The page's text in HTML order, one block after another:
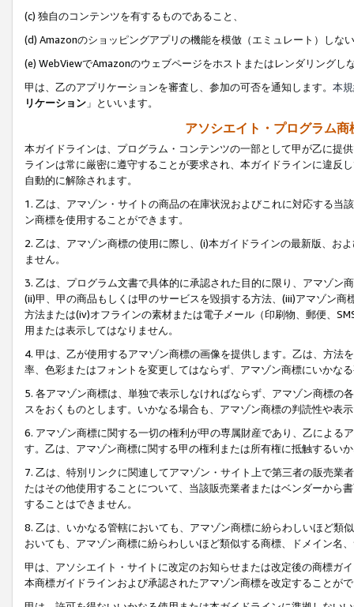
(c) 独自のコンテンツを有するものであること、
(d) Amazonのショッピングアプリの機能を模倣（エミュレート）しな
(e) WebViewでAmazonのウェブページをホストまたはレンダリングし
甲は、乙のアプリケーションを審査し、参加の可否を通知します。 本
リケーション 」といいます。
アソシエイト・プログラム
本ガイドラインは、プログラム・コンテンツの一部として甲が乙に提
ラインは常に厳密に遵守することが要求され、本ガイドラインに違反
自動的に解除されます。
1. 乙は、アマゾン・サイトの商品の在庫状況およびこれに対応する
ン商標を使用することができます。
2. 乙は、アマゾン商標の使用に際し、(i)本ガイドラインの最新版、お
ません。
3. 乙は、プログラム文書で具体的に承認された目的に限り、アマゾン
(ii)甲、甲の商品もしくは甲のサービスを毀損する方法、(iii)アマゾン
方法または(iv)オフラインの素材または電子メール（印刷物、郵便、
用または表示してはなりません。
4. 甲は、乙が使用するアマゾン商標の画像を提供します。乙は、方
率、色彩またはフォントを変更してはならず、アマゾン商標にいかな
5. 各アマゾン商標は、単独で表示しなければならず、アマゾン商標
スをおくものとします。いかなる場合も、アマゾン商標の判読性や表
6. アマゾン商標に関する一切の権利が甲の専属財産であり、乙による
す。乙は、アマゾン商標に関する甲の権利または所有権に抵触するい
7. 乙は、特別リンクに関連してアマゾン・サイト上で第三者の販売
たはその他使用することについて、当該販売業者またはベンダーから
することはできません。
8. 乙は、いかなる管轄においても、アマゾン商標に紛らわしいほど類
おいても、アマゾン商標に紛らわしいほど類似する商標、ドメイン名
甲は、アソシエイト・サイトに改定のお知らせまたは改定後の商標ガ
本商標ガイドラインおよび承認されたアマゾン商標を改定することが